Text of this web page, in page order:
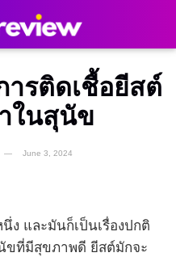
รติดเชื้อยีสต์
ในสุนัข
June 3, 2024
ง และมันก็เป็นเรื่องปกติ
ขที่มีสุขภาพดี ยีสต์มักจะ